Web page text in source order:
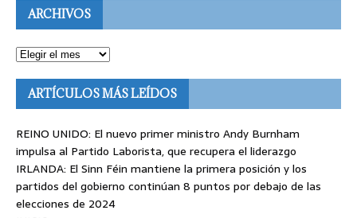
ARCHIVOS
ARTÍCULOS MÁS LEÍDOS
REINO UNIDO: El nuevo primer ministro Andy Burnham
impulsa al Partido Laborista, que recupera el liderazgo
IRLANDA: El Sinn Féin mantiene la primera posición y los
partidos del gobierno continúan 8 puntos por debajo de las
elecciones de 2024